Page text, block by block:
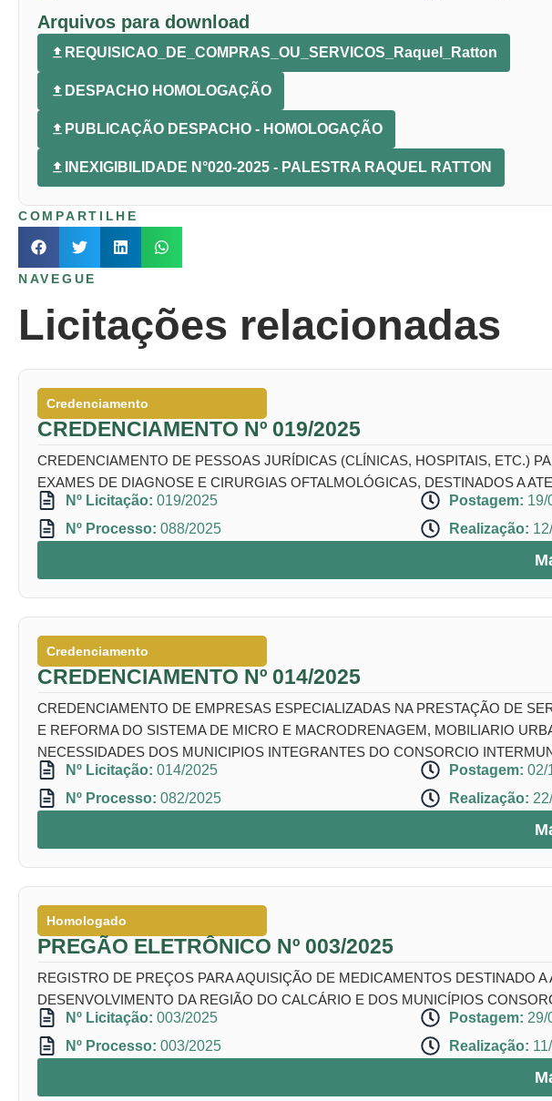
Arquivos para download
REQUISICAO_DE_COMPRAS_OU_SERVICOS_Raquel_Ratton
DESPACHO HOMOLOGAÇÃO
PUBLICAÇÃO DESPACHO - HOMOLOGAÇÃO
INEXIGIBILIDADE N°020-2025 - PALESTRA RAQUEL RATTON
COMPARTILHE
NAVEGUE
Licitações relacionadas
Credenciamento
CREDENCIAMENTO Nº 019/2025
CREDENCIAMENTO DE PESSOAS JURÍDICAS (CLÍNICAS, HOSPITAIS, ETC.)
EXAMES DE DIAGNOSE E CIRURGIAS OFTALMOLÓGICAS, DESTINADOS A
Nº Licitação: 019/2025
Nº Processo: 088/2025
Postagem: 19/
Realização:
Credenciamento
CREDENCIAMENTO Nº 014/2025
CREDENCIAMENTO DE EMPRESAS ESPECIALIZADAS NA PRESTAÇÃO DE
E REFORMA DO SISTEMA DE MICRO E MACRODRENAGEM, MOBILIARIO
NECESSIDADES DOS MUNICIPIOS INTEGRANTES DO CONSORCIO
Nº Licitação: 014/2025
Nº Processo: 082/2025
Postagem: 02/
Realização:
Homologado
PREGÃO ELETRÔNICO Nº 003/2025
REGISTRO DE PREÇOS PARA AQUISIÇÃO DE MEDICAMENTOS DESTINADO
DESENVOLVIMENTO DA REGIÃO DO CALCÁRIO E DOS MUNICÍPIOS
Nº Licitação: 003/2025
Nº Processo: 003/2025
Postagem: 29/
Realização: